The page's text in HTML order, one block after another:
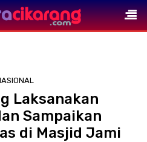
Laksanakan
Sampaikan
di Masjid Jami